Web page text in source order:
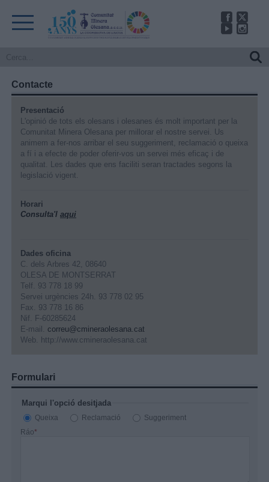
Contacte
Presentació
L'opinió de tots els olesans i olesanes és molt important per la
Comunitat Minera Olesana per millorar el nostre servei. Us
animem a fer-nos arribar el seu suggeriment, reclamació o queixa
a fí i a efecte de poder oferir-vos un servei més eficaç i de
qualitat. Les dades que ens faciliti seran tractades segons la
legislació vigent.
Horari
Consulta'l aqui
Dades oficina
C. dels Arbres 42, 08640
OLESA DE MONTSERRAT
Telf. 93 778 18 99
Servei urgències 24h. 93 778 02 95
Fax. 93 778 16 86
Nif. F-60285624
E-mail. correu@cmineraolesana.cat
Web. http://www.cmineraolesana.cat
Formulari
Marqui l'opció desitjada
Queixa Reclamació
Suggeriment
Ráo*